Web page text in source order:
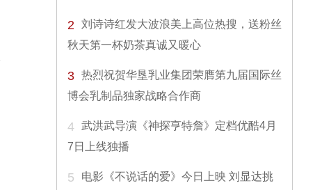
2 刘诗诗红发大波浪美上高位热搜，送粉丝
秋天第一杯奶茶真诚又暖心
3 热烈祝贺华垦乳业集团荣膺第九届国际丝
博会乳制品独家战略合作商
4
武洪武导演《神探亨特詹》定档优酷4月
7日上线独播
5
电影《不说话的爱》今日上映 刘显达挑